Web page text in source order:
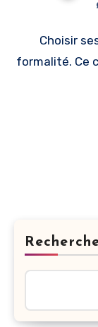
Choisir ses pneus été n’est pas une simple
formalité. Ce